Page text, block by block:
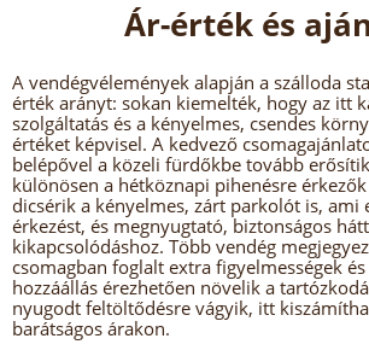
Ár-érték és
A vendégvélemények alapján a szálloda
érték arányt: sokan kiemelték, hogy az itt
szolgáltatás és a kényelmes, csendes
értéket képvisel. A kedvező
belépővel a közeli fürdőkbe tovább
különösen a hétköznapi pihenésre
dicsérik a kényelmes, zárt parkolót is, ami
érkezést, és megnyugtató, biztonságos
kikapcsolódáshoz. Több vendég
csomagban foglalt extra figyelmességek
hozzáállás érezhetően növelik a
nyugodt feltöltődésre vágyik, itt
barátságos árakon.